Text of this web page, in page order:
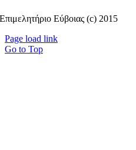
Επιμελητήριο Εύβοιας (c) 2015
Page load link
Go to Top